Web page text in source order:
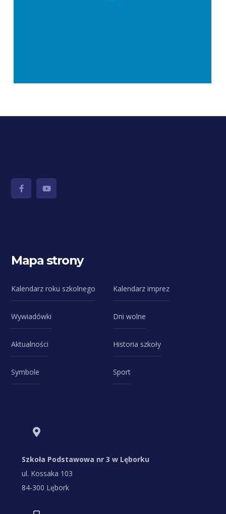
Mapa strony
Kalendarz roku szkolnego Kalendarz imprez
Wywiadówki Dni wolne
Aktualności Historia szkoły
Symbole Sport
Szkoła Podstawowa nr 3 w Lęborku
ul. Kossaka 103
84-300 Lębork